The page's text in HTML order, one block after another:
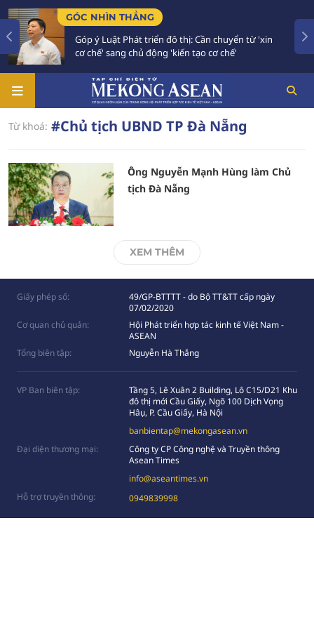
GÓC NHÌN THẲNG
Góp ý Luật Phát triển đô thị: Cần chuyển từ 'xin
cơ chế' sang chủ động 'kiến tạo cơ chế'
Từ khoá: #Chủ tịch UBND TP Đà Nẵng
Ông Nguyễn Mạnh Hùng làm Chủ
tịch Đà Nẵng
XEM THÊM
Giấy phép số:
49/GP-BTTTT - do Bộ TT&TT cấp ngày
07/02/2020
Cơ quan chủ quản:
Hội Phát triển hợp tác kinh tế Việt Nam -
ASEAN
Tổng biên tập:
Nguyễn Hà Thắng
VP Ban biên tập:
Tầng 5, Lê Xuân 2 Building, Lô C15/D21 Khu
đô thị mới Cầu Giấy, Ngõ 100 Dịch Vọng
Hâụ, P. Cầu Giấy, Hà Nội
banbientap@mekongasean.vn
Đại diện thương mại:
Công ty CP Công nghệ và Truyền thông
Asean Times
info@aseantimes.vn
Hỗ trợ truyền thông:
0949839998